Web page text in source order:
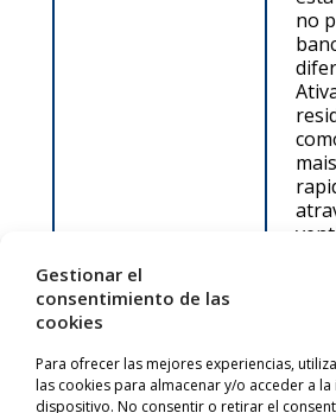
Gestionar el
consentimiento de las
cookies
Para ofrecer las mejores experiencias,
las cookies para almacenar y/o acceder a
dispositivo. No consentir o retirar el
no
mais